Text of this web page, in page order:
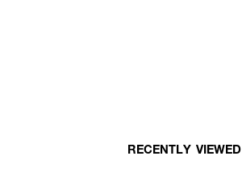
● มี 3X Blurry Powder จากญี่ปุ่นRECENTLY VIEWED